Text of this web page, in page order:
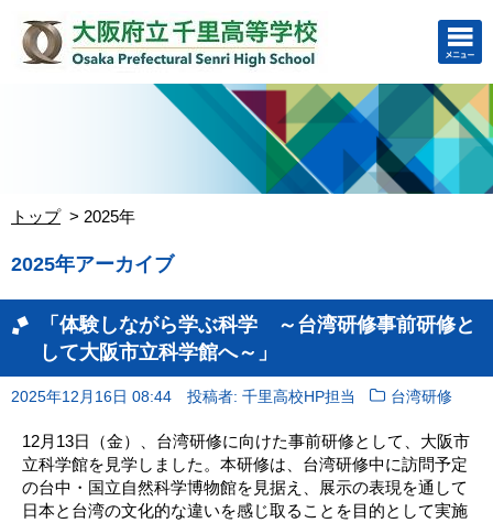
トップ 2025年
2025年アーカイブ
「体験しながら学ぶ科学 ～台湾研修事前研修と
して大阪市立科学館へ～」
2025年12月16日 08:44 投稿者: 千里高校HP担当 台湾研修
12月13日（金）、台湾研修に向けた事前研修として、大阪市
立科学館を見学しました。本研修は、台湾研修中に訪問予定
の台中・国立自然科学博物館を見据え、展示の表現を通して
日本と台湾の文化的な違いを感じ取ることを目的として実施